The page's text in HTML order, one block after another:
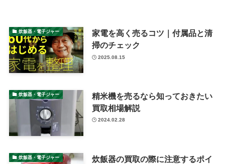
炊飯器・電子ジャー
家電を高く売るコツ｜付属品と清
掃のチェック
2025.08.15
炊飯器・電子ジャー
精米機を売るなら知っておきたい
買取相場解説
2024.02.28
炊飯器・電子ジャー
炊飯器の買取の際に注意するポイ